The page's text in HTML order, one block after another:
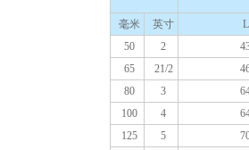
毫米 英寸
L
50
2
65
21/2
80
3
100
4
125
5